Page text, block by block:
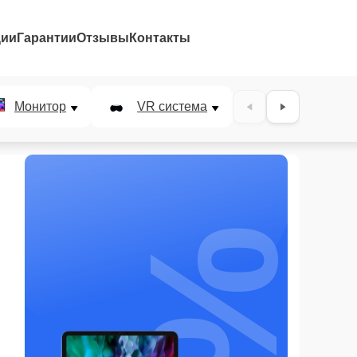
ГарантииОтзывы Контакты
Монитор VR система Наушники